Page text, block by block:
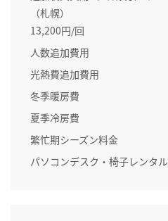
（札幌）
13,200円/回
人数追加費用
光熱費追加費用
冬季暖房費
夏季冷房費
繁忙期シーズン料金
パソコンデスク・椅子レンタル